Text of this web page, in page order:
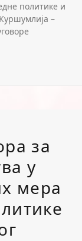
политике и
–
за
у
мера